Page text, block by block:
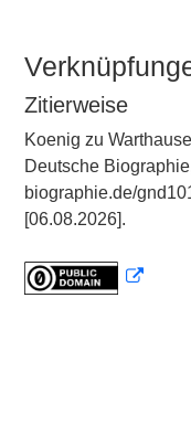
Zitierweise
Koenig zu
Deutsche
biographie.de/
[06.08.2026].